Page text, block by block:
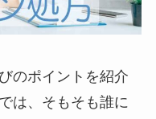
のポイントを紹介
は、そもそも誰に